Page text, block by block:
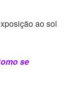
ao sol
se